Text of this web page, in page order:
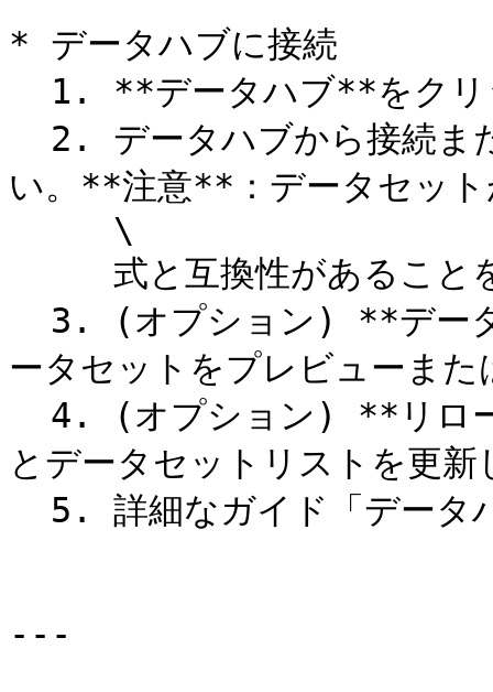
* データハブに接続
い。**注意**：データセット
ータセットをプレビューまた
とデータセットリストを更新
---